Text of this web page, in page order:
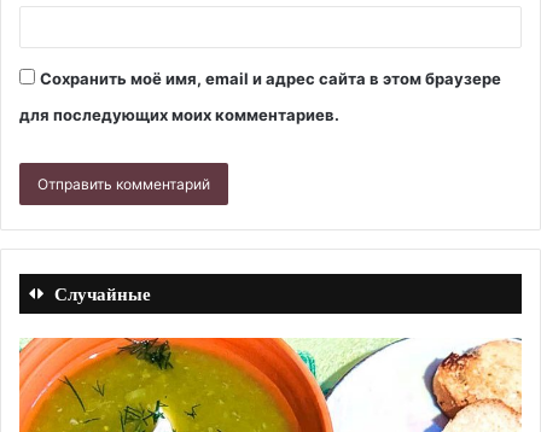
Сохранить моё имя, email и адрес сайта в этом браузере
для последующих моих комментариев.
Случайные
Ребра
косули,
тушенные
с
из